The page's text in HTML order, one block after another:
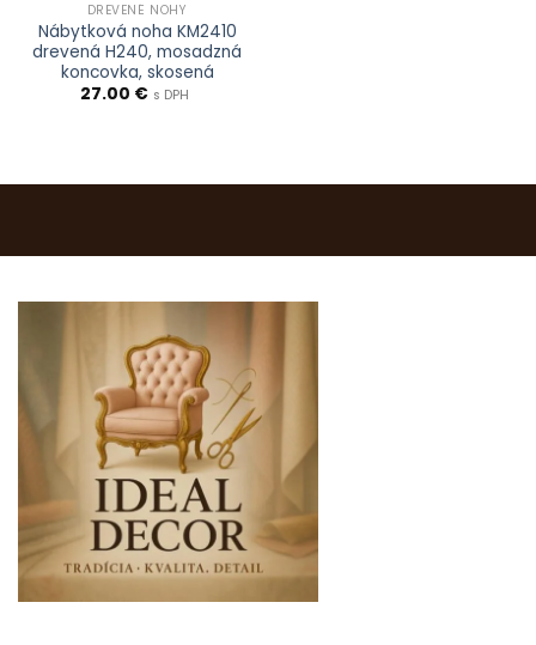
DREVENÉ NOHY
Nábytková noha KM2410
drevená H240, mosadzná
koncovka, skosená
27.00 € s DPH